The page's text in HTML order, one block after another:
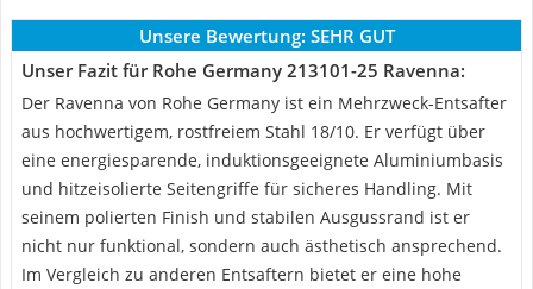
Unsere Bewertung: SEHR GUT
Unser Fazit für Rohe Germany 213101-25 Ravenna:
Der Ravenna von Rohe Germany ist ein Mehrzweck-Entsafter
aus hochwertigem, rostfreiem Stahl 18/10. Er verfügt über
eine energiesparende, induktionsgeeignete Aluminiumbasis
und hitzeisolierte Seitengriffe für sicheres Handling. Mit
seinem polierten Finish und stabilen Ausgussrand ist er
nicht nur funktional, sondern auch ästhetisch ansprechend.
Im Vergleich zu anderen Entsaftern bietet er eine hohe